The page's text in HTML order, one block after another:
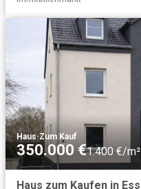
Haus·Zum Kauf
350.000 €1.400 €/m²